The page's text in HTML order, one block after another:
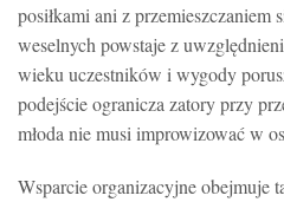
posiłkami ani z przemieszczaniem
weselnych powstaje z
wieku uczestników i wygody
podejście ogranicza zatory przy
młoda nie musi improwizować w
Wsparcie organizacyjne obejmuje